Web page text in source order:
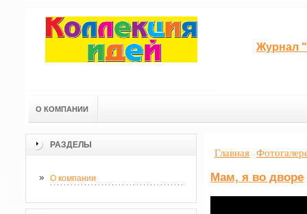
Журнал
О КОМПАНИИ
РАЗДЕЛЫ
О компании
Главная
Мам, я во дворе